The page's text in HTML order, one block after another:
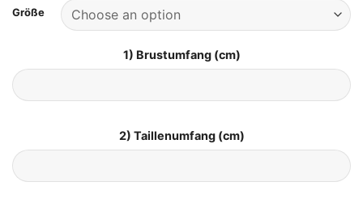
Größe
1) Brustumfang (cm)
2) Taillenumfang (cm)